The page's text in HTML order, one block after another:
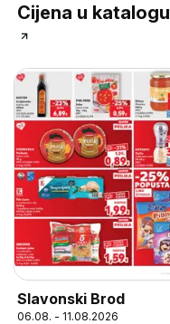
Cijena u katalogu
Slavonski Brod
06.08. - 11.08.2026